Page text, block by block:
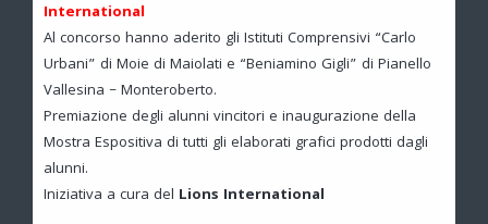
International
Al concorso hanno aderito gli Istituti Comprensivi “Carlo
Urbani” di Moie di Maiolati e “Beniamino Gigli” di Pianello
Vallesina – Monteroberto.
Premiazione degli alunni vincitori e inaugurazione della
Mostra Espositiva di tutti gli elaborati grafici prodotti dagli
alunni.
Iniziativa a cura del Lions International